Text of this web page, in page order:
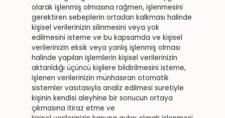
olarak işlenmiş olmasına rağmen, işlenmesini
gerektiren sebeplerin ortadan kalkması halinde
kişisel verilerinizin silinmesini veya yok
edilmesini isteme ve bu kapsamda ve kişisel
verilerinizin eksik veya yanlış işlenmiş olması
halinde yapılan işlemlerin kişisel verilerinizin
aktarıldığı üçüncü kişilere bildirilmesini isteme,
işlenen verilerinizin münhasıran otomatik
sistemler vasıtasıyla analiz edilmesi suretiyle
kişinin kendisi aleyhine bir sonucun ortaya
çıkmasına itiraz etme ve